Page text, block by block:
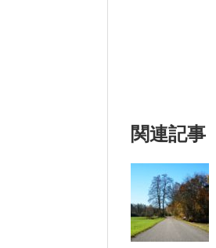
関連記事